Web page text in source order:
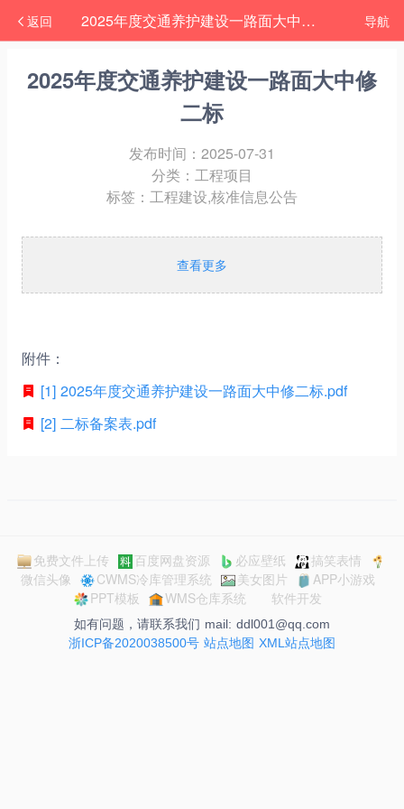
返回 2025年度交通养护建设一路面大中修二标 导航
2025年度交通养护建设一路面大中修
二标
发布时间： 2025-07-31
分类：工程项目
标签：工程建设,核准信息公告
查看更多
附件：
[1] 2025年度交通养护建设一路面大中修二标.pdf
[2] 二标备案表.pdf
免费文件上传 百度网盘资源 必应壁纸
搞笑表情
微信头像
CWMS冷库管理系统 美女图片
APP小游戏
PPT模板
WMS仓库系统 软件开发
如有问题，请联系我们 mail: ddl001@qq.com
浙ICP备2020038500号 站点地图 XML站点地图